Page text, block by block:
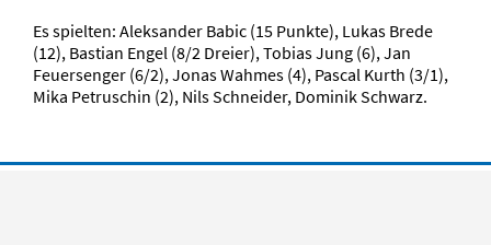
Es spielten: Aleksander Babic (15 Punkte), Lukas Brede
(12), Bastian Engel (8/2 Dreier), Tobias Jung (6), Jan
Feuersenger (6/2), Jonas Wahmes (4), Pascal Kurth (3/1),
Mika Petruschin (2), Nils Schneider, Dominik Schwarz.